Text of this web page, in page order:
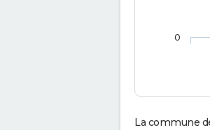
0
La commune